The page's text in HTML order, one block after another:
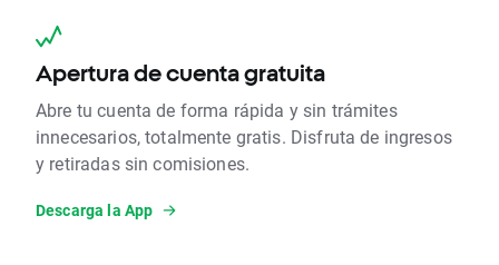
Apertura de cuenta gratuita
Abre tu cuenta de forma rápida y sin trámites
innecesarios, totalmente gratis. Disfruta de ingresos
y retiradas sin comisiones.
Descarga la App